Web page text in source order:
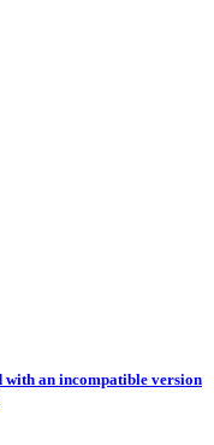
an incompatible version